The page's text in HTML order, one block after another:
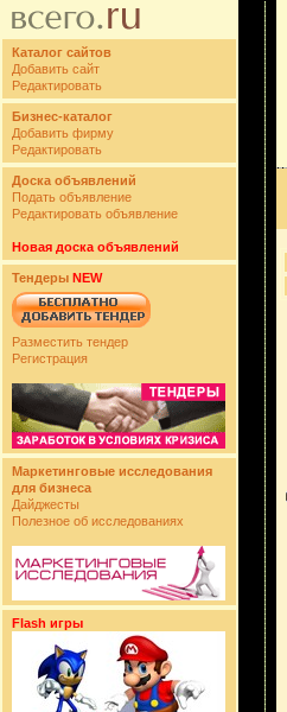
Каталог сайтов
Добавить сайт
Редактировать
Бизнес-каталог
Добавить фирму
Редактировать
Доска объявлений
Подать объявление
Редактировать объявление
Новая доска объявлений
Тендеры NEW
Разместить тендер
Регистрация
Маркетинговые исследования
для бизнеса
Дайджесты
Полезное об исследованиях
Flash игры